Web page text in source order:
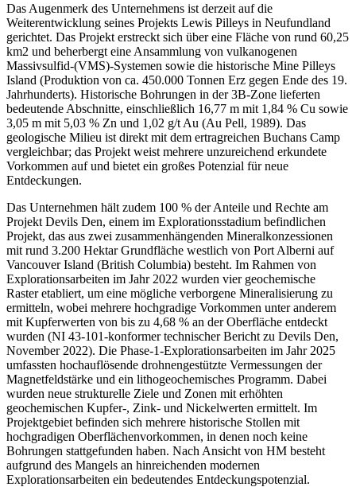
Das Augenmerk des Unternehmens ist derzeit auf die
Weiterentwicklung seines Projekts Lewis Pilleys in Neufundland
gerichtet. Das Projekt erstreckt sich über eine Fläche von rund 60,25
km2 und beherbergt eine Ansammlung von vulkanogenen
Massivsulfid-(VMS)-Systemen sowie die historische Mine Pilleys
Island (Produktion von ca. 450.000 Tonnen Erz gegen Ende des 19.
Jahrhunderts). Historische Bohrungen in der 3B-Zone lieferten
bedeutende Abschnitte, einschließlich 16,77 m mit 1,84 % Cu sowie
3,05 m mit 5,03 % Zn und 1,02 g/t Au (Au Pell, 1989). Das
geologische Milieu ist direkt mit dem ertragreichen Buchans Camp
vergleichbar; das Projekt weist mehrere unzureichend erkundete
Vorkommen auf und bietet ein großes Potenzial für neue
Entdeckungen.
Das Unternehmen hält zudem 100 % der Anteile und Rechte am
Projekt Devils Den, einem im Explorationsstadium befindlichen
Projekt, das aus zwei zusammenhängenden Mineralkonzessionen
mit rund 3.200 Hektar Grundfläche westlich von Port Alberni auf
Vancouver Island (British Columbia) besteht. Im Rahmen von
Explorationsarbeiten im Jahr 2022 wurden vier geochemische
Raster etabliert, um eine mögliche verborgene Mineralisierung zu
ermitteln, wobei mehrere hochgradige Vorkommen unter anderem
mit Kupferwerten von bis zu 4,68 % an der Oberfläche entdeckt
wurden (NI 43-101-konformer technischer Bericht zu Devils Den,
November 2022). Die Phase-1-Explorationsarbeiten im Jahr 2025
umfassten hochauflösende drohnengestützte Vermessungen der
Magnetfeldstärke und ein lithogeochemisches Programm. Dabei
wurden neue strukturelle Ziele und Zonen mit erhöhten
geochemischen Kupfer-, Zink- und Nickelwerten ermittelt. Im
Projektgebiet befinden sich mehrere historische Stollen mit
hochgradigen Oberflächenvorkommen, in denen noch keine
Bohrungen stattgefunden haben. Nach Ansicht von HM besteht
aufgrund des Mangels an hinreichenden modernen
Explorationsarbeiten ein bedeutendes Entdeckungspotenzial.